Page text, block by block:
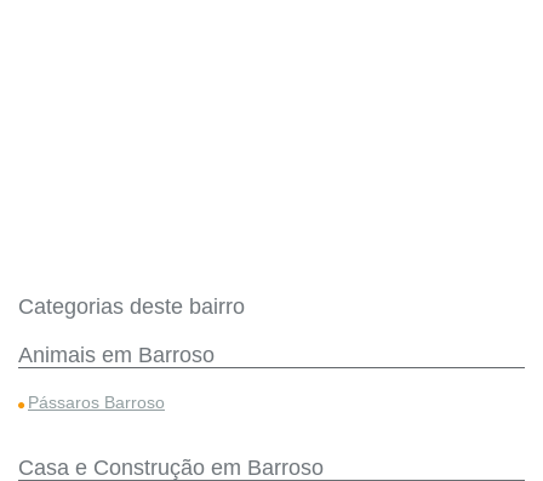
Categorias deste bairro
Animais em Barroso
Pássaros Barroso
Casa e Construção em Barroso